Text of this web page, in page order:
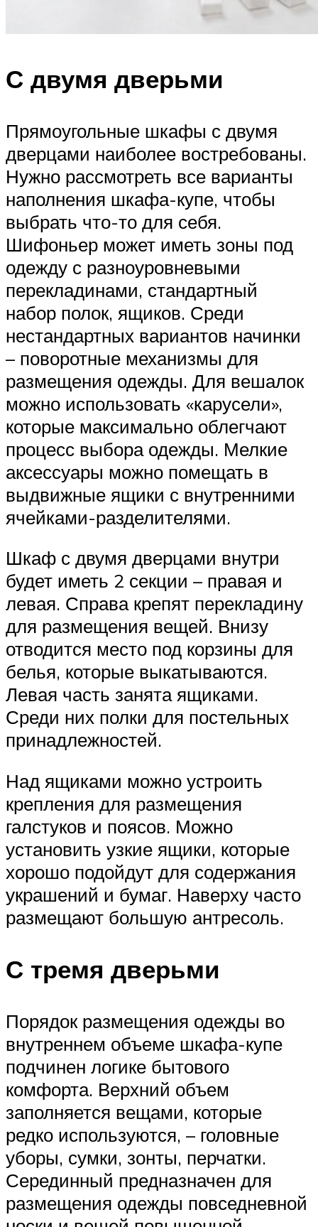
С двумя дверьми
Прямоугольные шкафы с двумя
дверцами наиболее востребованы.
Нужно рассмотреть все варианты
наполнения шкафа-купе, чтобы
выбрать что-то для себя.
Шифоньер может иметь зоны под
одежду с разноуровневыми
перекладинами, стандартный
набор полок, ящиков. Среди
нестандартных вариантов начинки
– поворотные механизмы для
размещения одежды. Для вешалок
можно использовать «карусели»,
которые максимально облегчают
процесс выбора одежды. Мелкие
аксессуары можно помещать в
выдвижные ящики с внутренними
ячейками-разделителями.
Шкаф с двумя дверцами внутри
будет иметь 2 секции – правая и
левая. Справа крепят перекладину
для размещения вещей. Внизу
отводится место под корзины для
белья, которые выкатываются.
Левая часть занята ящиками.
Среди них полки для постельных
принадлежностей.
Над ящиками можно устроить
крепления для размещения
галстуков и поясов. Можно
установить узкие ящики, которые
хорошо подойдут для содержания
украшений и бумаг. Наверху часто
размещают большую антресоль.
С тремя дверьми
Порядок размещения одежды во
внутреннем объеме шкафа-купе
подчинен логике бытового
комфорта. Верхний объем
заполняется вещами, которые
редко используются, – головные
уборы, сумки, зонты, перчатки.
Серединный предназначен для
размещения одежды повседневной